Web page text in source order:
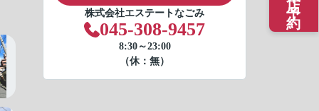
株式会社エステートなごみ
045-308-9457
8:30～23:00
（休：無）